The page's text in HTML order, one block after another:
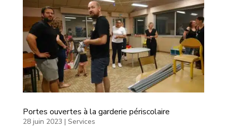
Portes ouvertes à la garderie périscolaire
28 juin 2023 | Services